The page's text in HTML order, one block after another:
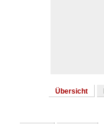
Übersicht